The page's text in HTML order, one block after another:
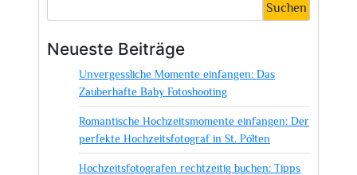
Suchen
Neueste Beiträge
Unvergessliche Momente einfangen: Das
Zauberhafte Baby Fotoshooting
Romantische Hochzeitsmomente einfangen: Der
perfekte Hochzeitsfotograf in St. Pölten
Hochzeitsfotografen rechtzeitig buchen: Tipps